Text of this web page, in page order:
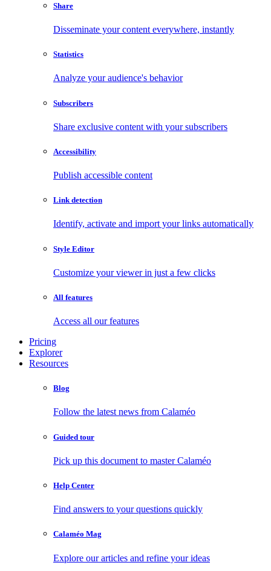
Share
Disseminate your content everywhere, instantly
Statistics
Analyze your audience's behavior
Subscribers
Share exclusive content with your subscribers
Accessibility
Publish accessible content
Link detection
Identify, activate and import your links automatically
Style Editor
Customize your viewer in just a few clicks
All features
Access all our features
Pricing
Explorer
Resources
Blog
Follow the latest news from Calaméo
Guided tour
Pick up this document to master Calaméo
Help Center
Find answers to your questions quickly
Calaméo Mag
Explore our articles and refine your ideas